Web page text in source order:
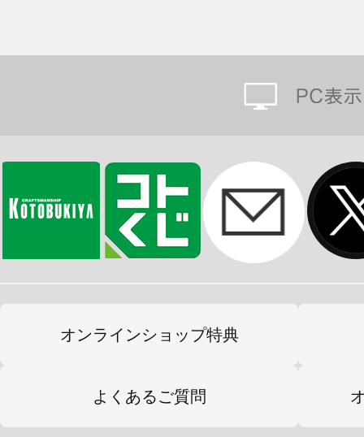
オンラインショップ特典
よくあるご質問